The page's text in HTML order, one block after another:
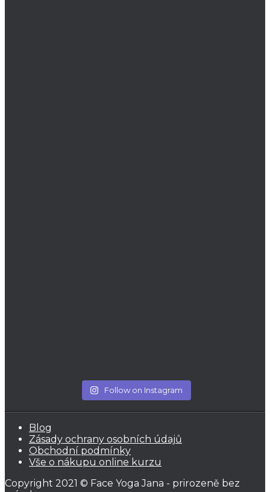
Follow on Instagram
Blog
Zásady ochrany osobních údajů
Obchodní podmínky
Vše o nákupu online kurzu
Copyright 2021 © Face Yoga Jana - prirozeně bez